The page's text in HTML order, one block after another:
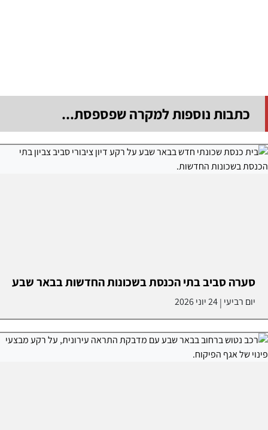
כתבות נוספות למקרה שפספסת...
סערה סביב בתי הכנסת בשכונות החדשות בבאר שבע
יום רביעי |24 יוני 2026